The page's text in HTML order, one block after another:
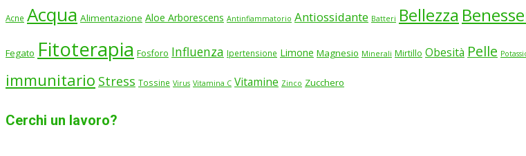
Acne Acqua Alimentazione Aloe Arborescens Antinfiammatorio Antiossidante Batteri Bellezza
Fegato Fitoterapia Fosforo Influenza Ipertensione Limone Magnesio Minerali Mirtillo Obesità Pelle
immunitario Stress Tossine Virus Vitamina C Vitamine Zinco Zucchero
Cerchi un lavoro?